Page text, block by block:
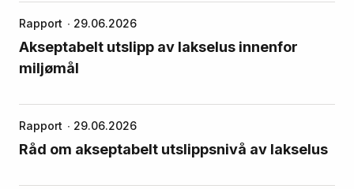
Rapport 29.06.2026
Akseptabelt utslipp av lakselus innenfor
miljømål
Rapport 29.06.2026
Råd om akseptabelt utslippsnivå av lakselus